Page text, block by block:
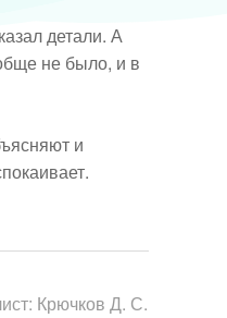
детали. А
не было, и в
и
Крючков Д. С.